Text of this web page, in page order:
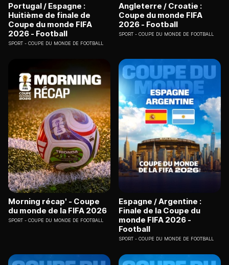
Portugal / Espagne :
Huitième de finale de
Coupe du monde FIFA
2026 - Football
SPORT COUPE DU MONDE DE FOOTBALL
Angleterre / Croatie :
Coupe du monde FIFA
2026 - Football
SPORT COUPE DU MONDE DE FOOTBALL
Morning récap' - Coupe
du monde de la FIFA 2026
SPORT COUPE DU MONDE DE FOOTBALL
Espagne / Argentine :
Finale de la Coupe du
monde FIFA 2026 -
Football
SPORT COUPE DU MONDE DE FOOTBALL